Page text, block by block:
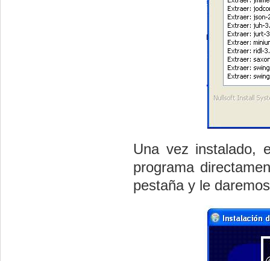
Una vez instalado,
programa
pestaña y le